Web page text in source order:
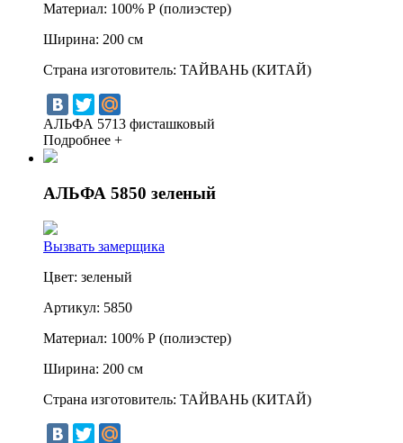
Материал: 100% Р (полиэстер)
Ширина: 200 см
Страна изготовитель: ТАЙВАНЬ (КИТАЙ)
АЛЬФА 5713 фисташковый
Подробнее +
АЛЬФА 5850 зеленый
Вызвать замерщика
Цвет: зеленый
Артикул: 5850
Материал: 100% Р (полиэстер)
Ширина: 200 см
Страна изготовитель: ТАЙВАНЬ (КИТАЙ)